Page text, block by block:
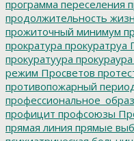
программа переселения
продолжительность
прожиточный минимум
прократура прокуратруа
прокуратуура прокураура
режим Просветов
противопожарный
профицит профсоюзы
прямая линия прямые